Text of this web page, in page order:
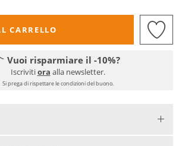
CARRELLO
Vuoi risparmiare il -10%?
Iscrivitiora alla newsletter.
Si prega di rispettare le condizioni del buono.